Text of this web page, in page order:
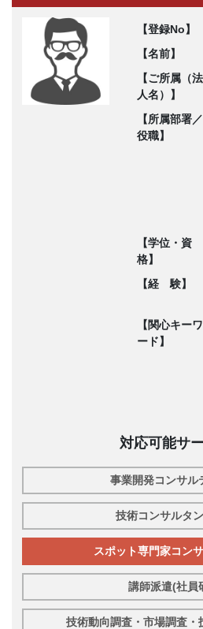
【登録No】
【名前】
【ご所属（法
人名）】
【所属部署／
役職】
【学位・資
格】
【経 験】
【関心キーワ
ード】
対応可能サ
事業開発コンサル
技術コンサルタ
スポット専門家コン
講師派遣(社員
技術動向調査・市場調査・